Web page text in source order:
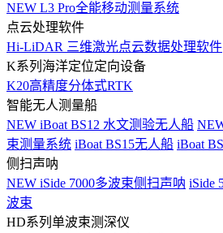
NEW L3 Pro全能移动测量系统
点云处理软件
Hi-LiDAR 三维激光点云数据处理软件
K系列海洋定位定向设备
K20高精度分体式RTK
智能无人测量船
NEW iBoat BS12 水文测验无人船
束测量系统 iBoat BS15无人船 iBoat
侧扫声呐
NEW iSide 7000多波束侧扫声呐 iSide
波束
HD系列单波束测深仪